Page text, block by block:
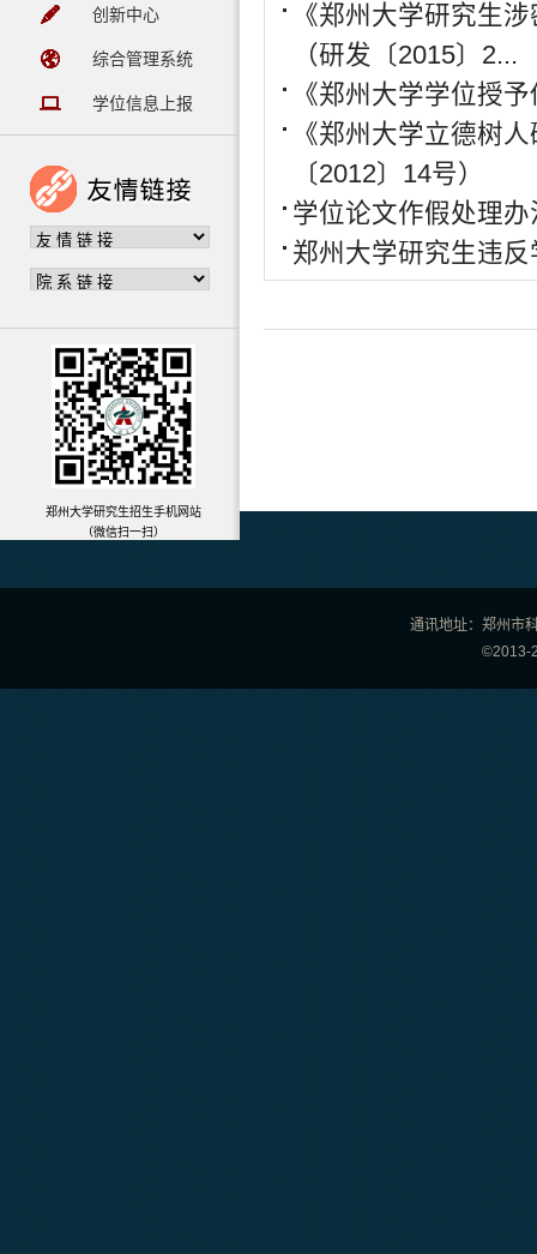
创新中心
综合管理系统
学位信息上报
郑州大学研究生招生手机网站
（微信扫一扫）
《郑州大学研究生
（研发〔2015〕2...
《郑州大学学位授
《郑州大学立德树
〔2012〕14号）
学位论文作假处理办
郑州大学研究生违
通讯地址：郑州
©2013-